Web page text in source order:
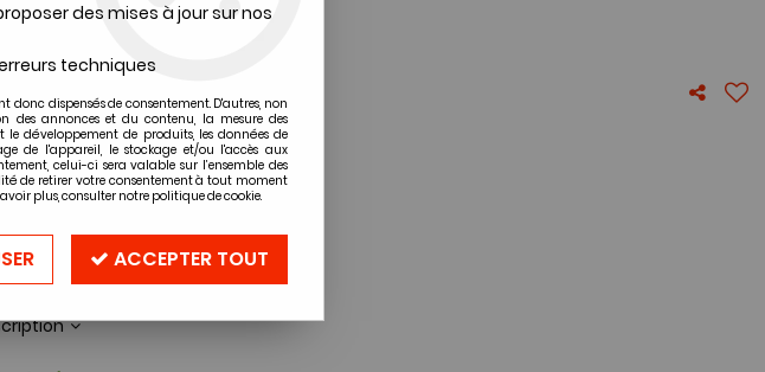
AP 120-135
le premier à donner votre avis !
,40 €TTC
:SPIRE120
des mises à jour sur nos
techniques
donc dispensés de consentement. D'autres, non
des annonces et du contenu, la mesure des
développement de produits, les données de
de l'appareil, le stockage et/ou l'accès aux
celui-ci sera valable sur l’ensemble des
de retirer votre consentement à tout moment
plus, consulter notre politique de cookie.
ACCEPTER TOUT